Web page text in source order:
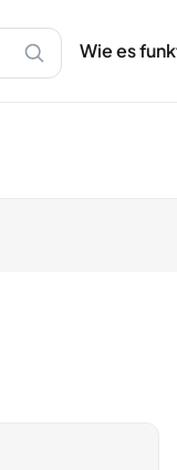
Wie es
Wie